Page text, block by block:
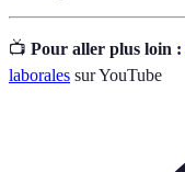
📺 Pour aller plus loin :
laborales sur YouTube